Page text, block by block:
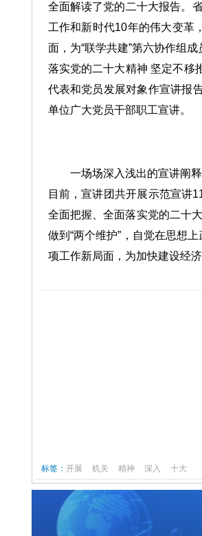
全面解读了党的二十大报告。
工作和新时代10年的伟大变革
面，为“联学共建”第六协作组
落实党的二十大精神 坚定不移
代表和党员发展对象作宣讲报
单位广大党员干部职工宣讲。
一场场深入浅出的宣讲阐
目前，宣讲团共开展示范宣讲
全面把握、全面落实党的二十
做到“两个维护”，自觉在思想
项工作新局面，为加快建设经
标签： 开展 机关 精神 深入 十大